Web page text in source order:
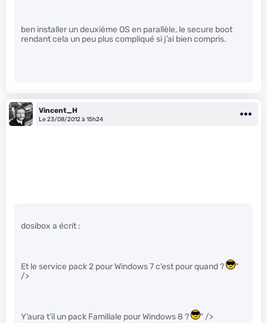
ben installer un deuxième OS en parallèle, le secure boot
rendant cela un peu plus compliqué si j’ai bien compris.
Vincent_H
Le 23/08/2012 à 15h24
dosibox a écrit :
Et le service pack 2 pour Windows 7 c’est pour quand ?
"
/>
Y’aura t’il un pack Familiale pour Windows 8 ? " />